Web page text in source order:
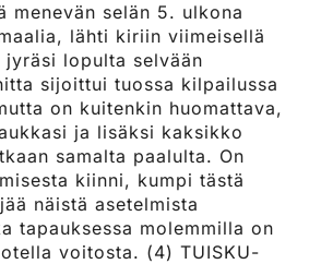
menevän selän 5. ulkona
lähti kiriin viimeisellä
lopulta selvään
sijoittui tuossa kilpailussa
on kuitenkin huomattava,
ja lisäksi kaksikko
samalta paalulta. On
kiinni, kumpi tästä
näistä asetelmista
tapauksessa molemmilla on
voitosta. (4) TUISKU-